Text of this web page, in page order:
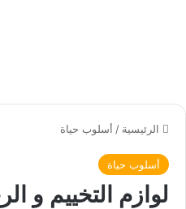
الرئيسية / أسلوب حياة
أسلوب حياة
لوازم التخييم و